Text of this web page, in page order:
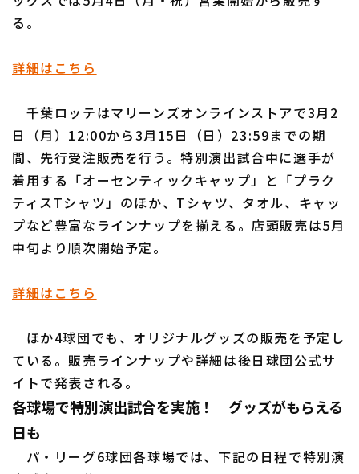
る。
詳細はこちら
千葉ロッテはマリーンズオンラインストアで3月2
日（月）12:00から3月15日（日）23:59までの期
間、先行受注販売を行う。特別演出試合中に選手が
着用する「オーセンティックキャップ」と「プラク
ティスTシャツ」のほか、Tシャツ、タオル、キャッ
プなど豊富なラインナップを揃える。店頭販売は5月
中旬より順次開始予定。
詳細はこちら
ほか4球団でも、オリジナルグッズの販売を予定し
ている。販売ラインナップや詳細は後日球団公式サ
イトで発表される。
各球場で特別演出試合を実施！ グッズがもらえる
日も
パ・リーグ6球団各球場では、下記の日程で特別演